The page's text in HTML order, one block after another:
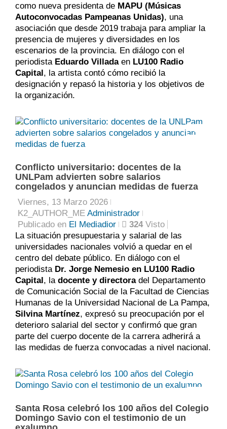
como nueva presidenta de MAPU (Músicas
Autoconvocadas Pampeanas Unidas), una
asociación que desde 2019 trabaja para ampliar la
presencia de mujeres y diversidades en los
escenarios de la provincia. En diálogo con el
periodista Eduardo Villadaen LU100 Radio
Capital, la artista contó cómo recibió la
designación y repasó la historia y los objetivos de
la organización.
0
Conflicto universitario: docentes de la
UNLPam advierten sobre salarios
congelados y anuncian medidas de fuerza
Viernes, 13 Marzo 2026
K2_AUTHOR_ME Administrador
Publicado en El Mediadior 324Visto
La situación presupuestaria y salarial de las
universidades nacionales volvió a quedar en el
centro del debate público. En diálogo con el
periodista Dr. Jorge Nemesio en LU100 Radio
Capital, la docente y directoradel Departamento
de Comunicación Social de la Facultad de Ciencias
Humanas de la Universidad Nacional de La Pampa,
Silvina Martínez, expresó su preocupación por el
deterioro salarial del sector y confirmó que gran
parte del cuerpo docente de la carrera adherirá a
las medidas de fuerza convocadas a nivel nacional.
0
Santa Rosa celebró los 100 años del Colegio
Domingo Savio con el testimonio de un